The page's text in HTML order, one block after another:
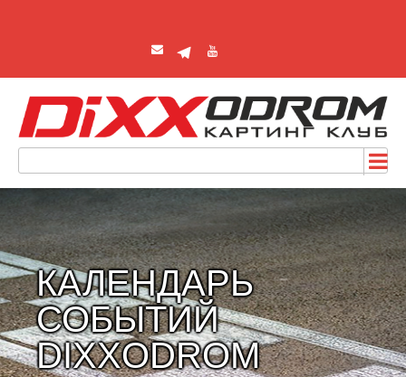
КАЛЕНДАРЬ
СОБЫТИЙ
DIXXODROM